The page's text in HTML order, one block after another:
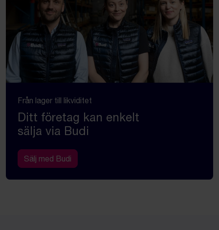
Från lager till likviditet
Ditt företag kan enkelt
sälja via Budi
Sälj med Budi